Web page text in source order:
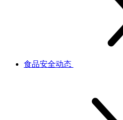
食品安全动态